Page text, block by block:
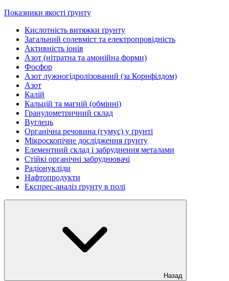
Показники якості ґрунту
Кислотність витяжки ґрунту
Загальний солевміст та електропровідність
Активність іонів
Азот (нітратна та амонійна форми)
Фосфор
Азот лужногідролізований (за Корнфілдом)
Азот
Калій
Кальцій та магній (обмінні)
Гранулометричний склад
Вуглець
Органічна речовина (гумус) у ґрунті
Мікроскопічне дослідження ґрунту
Елементний склад і забруднення металами
Стійкі органічні забруднювачі
Радіонукліди
Нафтопродукти
Експрес-аналіз ґрунту в полі
Назад